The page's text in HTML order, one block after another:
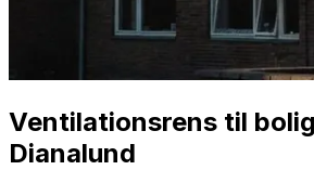
Ventilationsrens til
Dianalund